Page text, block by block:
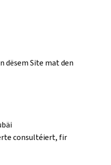
dësem Site mat den
consultéiert, fir